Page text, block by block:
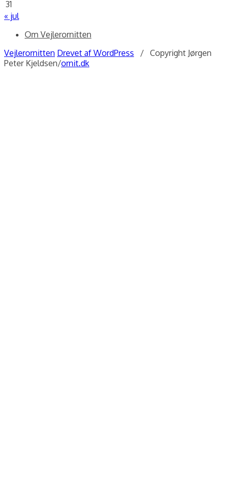
31
« jul
Om Vejlerornitten
Vejlerornitten Drevet af WordPress / Copyright Jørgen
Peter Kjeldsen/ornit.dk